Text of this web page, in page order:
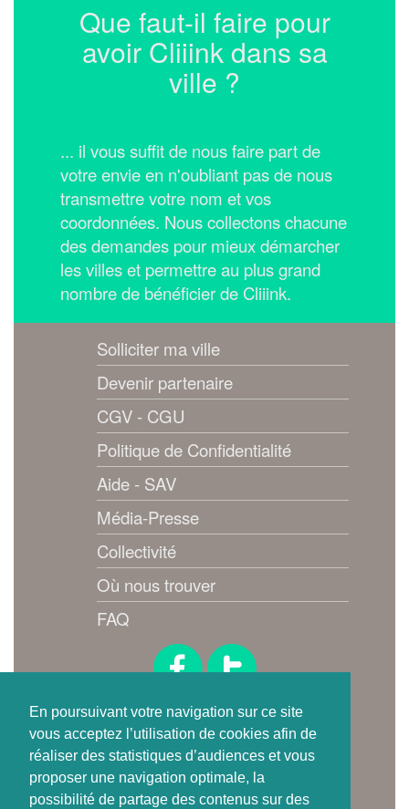
En poursuivant votre navigation sur ce site
vous acceptez l’utilisation de cookies afin de
réaliser des statistiques d’audiences et vous
proposer une navigation optimale, la
possibilité de partage des contenus sur des
Que faut-il faire pour
avoir Cliiink dans sa
ville ?
... il vous suffit de nous faire part de
votre envie en n'oubliant pas de nous
transmettre votre nom et vos
coordonnées. Nous collectons chacune
des demandes pour mieux démarcher
les villes et permettre au plus grand
nombre de bénéficier de Cliiink.
Solliciter ma ville
Devenir partenaire
CGV - CGU
Politique de Confidentialité
Aide - SAV
Média-Presse
Collectivité
Où nous trouver
FAQ
Suivez-nous !